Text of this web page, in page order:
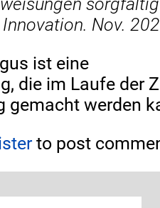
Nov.
ist eine
die im Laufe der
gemacht werden
to post